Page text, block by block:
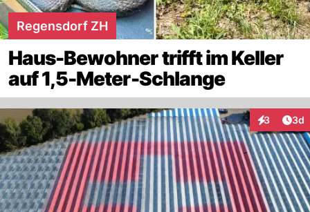
Regensdorf ZH
Haus-Bewohner trifft im Keller
auf 1,5-Meter-Schlange
3 3d